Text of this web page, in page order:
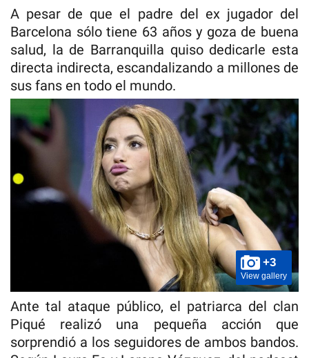
A pesar de que el padre del ex jugador del
Barcelona sólo tiene 63 años y goza de buena
salud, la de Barranquilla quiso dedicarle esta
directa indirecta, escandalizando a millones de
sus fans en todo el mundo.
+3
View gallery
Ante tal ataque público, el patriarca del clan
Piqué realizó una pequeña acción que
sorprendió a los seguidores de ambos bandos.